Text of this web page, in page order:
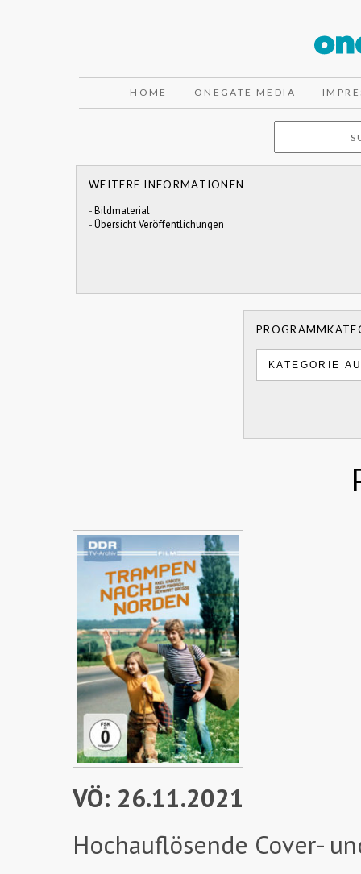
HOME ONEGATE MEDIA
WEITERE INFORMATIONEN
-Bildmaterial
-Übersicht Veröffentlichungen
VÖ: 26.11.2021
Hochauflösende Cover-